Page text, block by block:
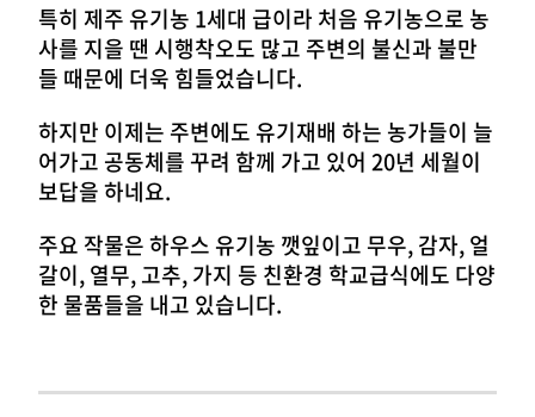
특히 제주 유기농 1세대 급이라 처음 유기농으로 농
사를 지을 땐 시행착오도 많고 주변의 불신과 불만
들 때문에 더욱 힘들었습니다.
하지만 이제는 주변에도 유기재배 하는 농가들이 늘
어가고 공동체를 꾸려 함께 가고 있어 20년 세월이
보답을 하네요.
주요 작물은 하우스 유기농 깻잎이고 무우, 감자, 얼
갈이, 열무, 고추, 가지 등 친환경 학교급식에도 다양
한 물품들을 내고 있습니다.